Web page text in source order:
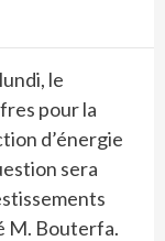
le
pour la
d’énergie
sera
M. Bouterfa.